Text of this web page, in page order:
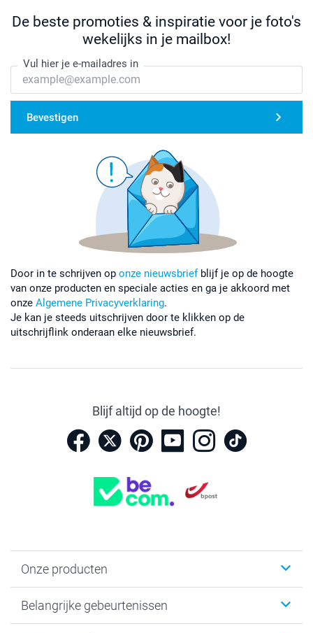
De beste promoties & inspiratie voor je foto's
wekelijks in je mailbox!
Vul hier je e-mailadres in
Bevestigen
Door in te schrijven op onze nieuwsbriefblijf je op de hoogte
van onze producten en speciale acties en ga je akkoord met
onze Algemene Privacyverklaring.
Je kan je steeds uitschrijven door te klikken op de
uitschrijflink onderaan elke nieuwsbrief.
Blijf altijd op de hoogte!
Onze producten
Fotogeschenken
Belangrijke gebeurtenissen